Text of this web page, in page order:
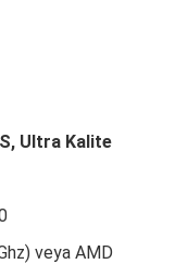
Ultra Kalite
veya AMD